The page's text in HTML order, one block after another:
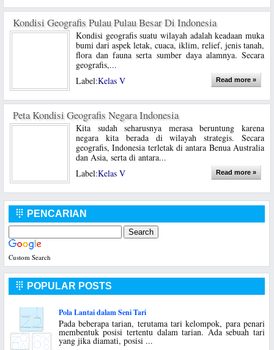
Kondisi Geografis Pulau Pulau Besar Di Indonesia
Kondisi geografis suatu wilayah adalah keadaan muka
bumi dari aspek letak, cuaca, iklim, relief, jenis tanah,
flora dan fauna serta sumber daya alamnya. Secara
geografis,...
Label:Kelas V Read more »
Peta Kondisi Geografis Negara Indonesia
Kita sudah seharusnya merasa beruntung karena
negara kita berada di wilayah strategis. Secara
geografis, Indonesia terletak di antara Benua Australia
dan Asia, serta di antara...
Label:Kelas V Read more »
 PENCARIAN
Custom Search
 POPULAR POSTS
Pola Lantai dalam Seni Tari
Pada beberapa tarian, terutama tari kelompok, para penari
membentuk posisi tertentu dalam tarian. Ada sebuah tari
yang jika diamati, posisi ...